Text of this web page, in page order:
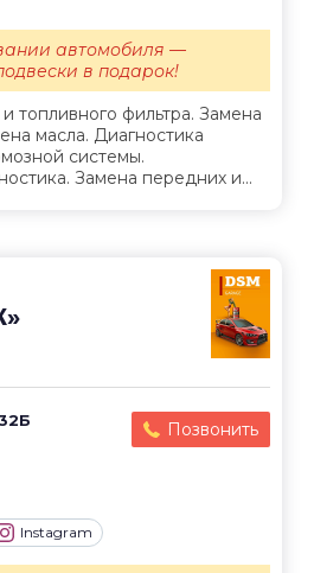
топливного фильтра. Замена
масла. Диагностика
системы.
Замена передних и...
автомобиля —
в подарок!
Позвонить
Instagram